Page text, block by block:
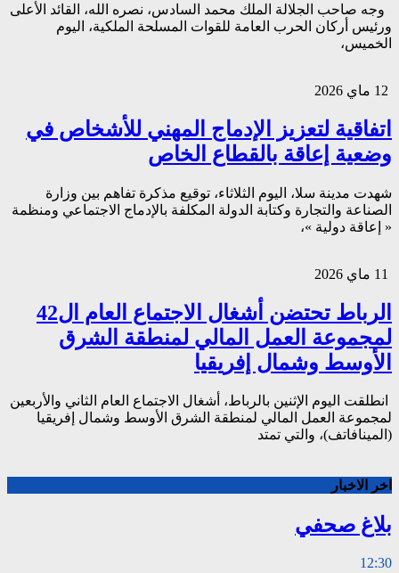
وجه صاحب الجلالة الملك محمد السادس، نصره الله، القائد الأعلى
ورئيس أركان الحرب العامة للقوات المسلحة الملكية، اليوم
الخميس،
اتفاقية لتعزيز الإدماج المهني للأشخاص في
وضعية إعاقة بالقطاع الخاص
شهدت مدينة سلا، اليوم الثلاثاء، توقيع مذكرة تفاهم بين وزارة
الصناعة والتجارة وكتابة الدولة المكلفة بالإدماج الاجتماعي ومنظمة
« إعاقة دولية »،
الرباط تحتضن أشغال الاجتماع العام ال42
لمجموعة العمل المالي لمنطقة الشرق
الأوسط وشمال إفريقيا
انطلقت اليوم الإثنين بالرباط، أشغال الاجتماع العام الثاني والأربعين
لمجموعة العمل المالي لمنطقة الشرق الأوسط وشمال إفريقيا
(المينافاتف)، والتي تمتد
اخر الاخبار
بلاغ صحفي
12:30